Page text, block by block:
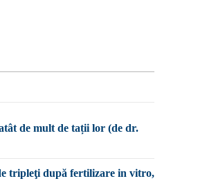
de mult de tații lor (de dr.
tripleţi după fertilizare in vitro,